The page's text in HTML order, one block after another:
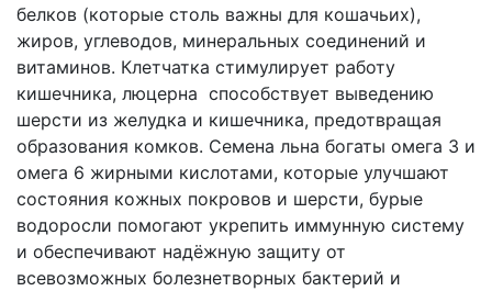
белков (которые столь важны для кошачьих),
жиров, углеводов, минеральных соединений и
витаминов. Клетчатка стимулирует работу
кишечника, люцерна способствует выведению
шерсти из желудка и кишечника, предотвращая
образования комков. Семена льна богаты омега 3 и
омега 6 жирными кислотами, которые улучшают
состояния кожных покровов и шерсти, бурые
водоросли помогают укрепить иммунную систему
и обеспечивают надёжную защиту от
всевозможных болезнетворных бактерий и